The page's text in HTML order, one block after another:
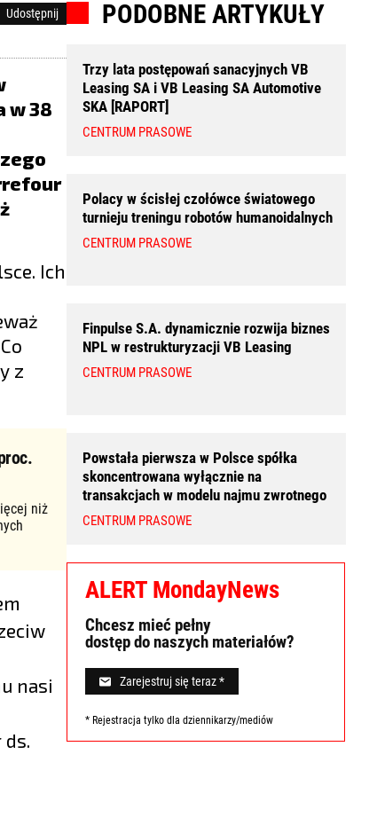
Udostępnij
w 38
Ich
z
niż
nasi
PODOBNE ARTYKUŁY
Trzy lata postępowań sanacyjnych VB
Leasing SA i VB Leasing SA Automotive
SKA [RAPORT]
CENTRUM PRASOWE
Polacy w ścisłej czołówce światowego
turnieju treningu robotów humanoidalnych
CENTRUM PRASOWE
Finpulse S.A. dynamicznie rozwija biznes
NPL w restrukturyzacji VB Leasing
CENTRUM PRASOWE
Powstała pierwsza w Polsce spółka
skoncentrowana wyłącznie na
transakcjach w modelu najmu zwrotnego
CENTRUM PRASOWE
ALERT MondayNews
Chcesz mieć pełny
dostęp do naszych materiałów?
Zarejestruj się teraz *
* Rejestracja tylko dla dziennikarzy/mediów